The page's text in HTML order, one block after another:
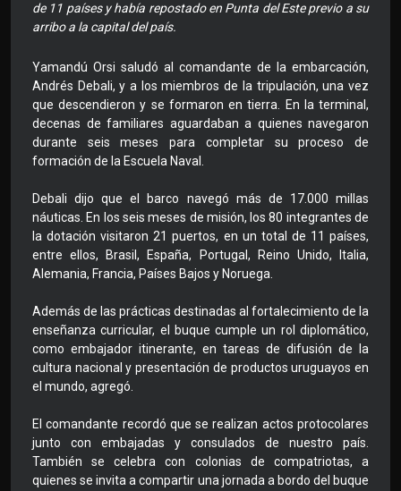
de 11 países y había repostado en Punta del Este previo a su
arribo a la capital del país.
Yamandú Orsi saludó al comandante de la embarcación,
Andrés Debali, y a los miembros de la tripulación, una vez
que descendieron y se formaron en tierra. En la terminal,
decenas de familiares aguardaban a quienes navegaron
durante seis meses para completar su proceso de
formación de la Escuela Naval.
Debali dijo que el barco navegó más de 17.000 millas
náuticas. En los seis meses de misión, los 80 integrantes de
la dotación visitaron 21 puertos, en un total de 11 países,
entre ellos, Brasil, España, Portugal, Reino Unido, Italia,
Alemania, Francia, Países Bajos y Noruega.
Además de las prácticas destinadas al fortalecimiento de la
enseñanza curricular, el buque cumple un rol diplomático,
como embajador itinerante, en tareas de difusión de la
cultura nacional y presentación de productos uruguayos en
el mundo, agregó.
El comandante recordó que se realizan actos protocolares
junto con embajadas y consulados de nuestro país.
También se celebra con colonias de compatriotas, a
quienes se invita a compartir una jornada a bordo del buque